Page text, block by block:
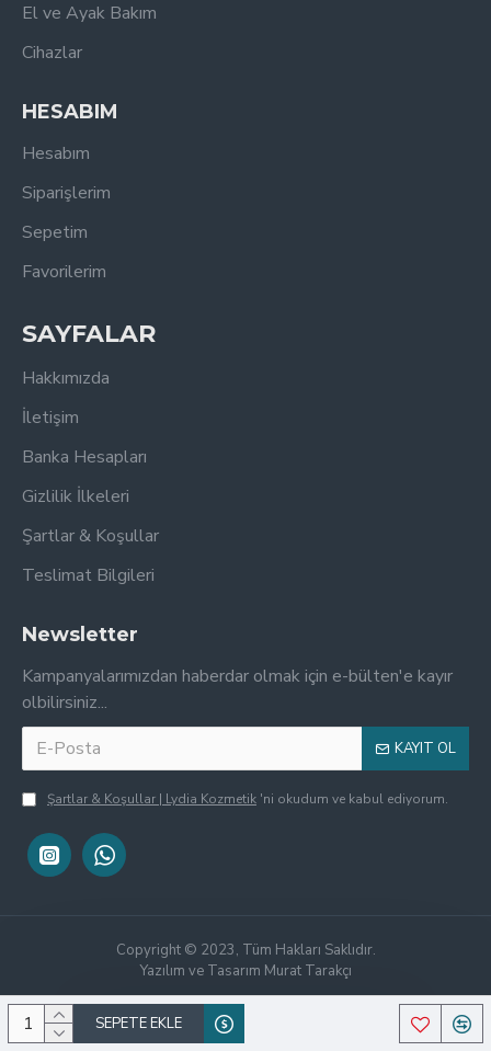
SEPETE EKLE
El ve Ayak Bakım
Cihazlar
HESABIM
Hesabım
Siparişlerim
Sepetim
Favorilerim
SAYFALAR
Hakkımızda
İletişim
Banka Hesapları
Gizlilik İlkeleri
Şartlar & Koşullar
Teslimat Bilgileri
Newsletter
Kampanyalarımızdan haberdar olmak için e-bülten'e kayır
olbilirsiniz...
KAYIT OL
Şartlar & Koşullar | Lydia Kozmetik 'ni okudum ve kabul ediyorum.
Copyright © 2023, Tüm Hakları Saklıdır.
Yazılım ve Tasarım Murat Tarakçı